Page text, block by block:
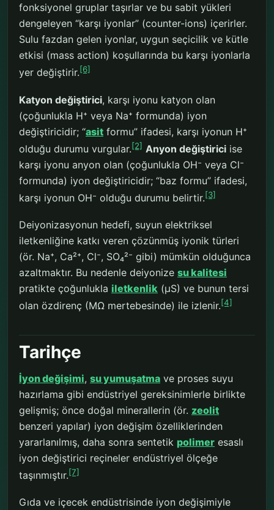
fonksiyonel gruplar taşırlar ve bu sabit yükleri
dengeleyen “karşı iyonlar” (counter-ions) içerirler.
Sulu fazdan gelen iyonlar, uygun seçicilik ve kütle
etkisi (mass action) koşullarında bu karşı iyonlarla
yer değiştirir.[6]
Katyon değiştirici, karşı iyonu katyon olan
(çoğunlukla H⁺ veya Na⁺ formunda) iyon
değiştiricidir; “asit formu” ifadesi, karşı iyonun H⁺
olduğu durumu vurgular.[2] Anyon değiştirici ise
karşı iyonu anyon olan (çoğunlukla OH⁻ veya Cl⁻
formunda) iyon değiştiricidir; “baz formu” ifadesi,
karşı iyonun OH⁻ olduğu durumu belirtir.[3]
Deiyonizasyonun hedefi, suyun elektriksel
iletkenliğine katkı veren çözünmüş iyonik türleri
(ör. Na⁺, Ca²⁺, Cl⁻, SO₄²⁻ gibi) mümkün olduğunca
azaltmaktır. Bu nedenle deiyonize su kalitesi
pratikte çoğunlukla iletkenlik (µS) ve bunun tersi
olan özdirenç (MΩ mertebesinde) ile izlenir.[4]
Tarihçe
İyon değişimi, su yumuşatma ve proses suyu
hazırlama gibi endüstriyel gereksinimlerle birlikte
gelişmiş; önce doğal minerallerin (ör. zeolit
benzeri yapılar) iyon değişim özelliklerinden
yararlanılmış, daha sonra sentetik polimer esaslı
iyon değiştirici reçineler endüstriyel ölçeğe
taşınmıştır.[7]
Gıda ve içecek endüstrisinde iyon değişimiyle